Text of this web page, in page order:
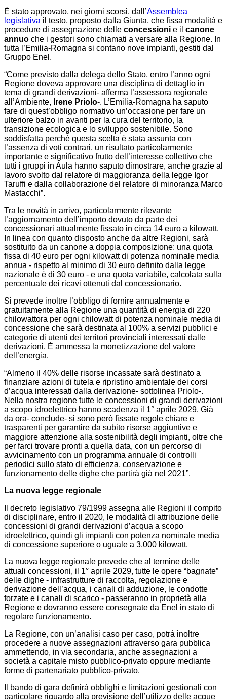
È stato approvato, nei giorni scorsi, dall’Assemblea
legislativa il testo, proposto dalla Giunta, che fissa modalità e
procedure di assegnazione delle concessioni e il canone
annuo che i gestori sono chiamati a versare alla Regione. In
tutta l’Emilia-Romagna si contano nove impianti, gestiti dal
Gruppo Enel.
“Come previsto dalla delega dello Stato, entro l’anno ogni
Regione doveva approvare una disciplina di dettaglio in
tema di grandi derivazioni- afferma l’assessora regionale
all’Ambiente, Irene Priolo-. L’Emilia-Romagna ha saputo
fare di quest’obbligo normativo un’occasione per fare un
ulteriore balzo in avanti per la cura del territorio, la
transizione ecologica e lo sviluppo sostenibile. Sono
soddisfatta perché questa scelta è stata assunta con
l’assenza di voti contrari, un risultato particolarmente
importante e significativo frutto dell’interesse collettivo che
tutti i gruppi in Aula hanno saputo dimostrare, anche grazie al
lavoro svolto dal relatore di maggioranza della legge Igor
Taruffi e dalla collaborazione del relatore di minoranza Marco
Mastacchi”.
Tra le novità in arrivo, particolarmente rilevante
l’aggiornamento dell’importo dovuto da parte dei
concessionari attualmente fissato in circa 14 euro a kilowatt.
In linea con quanto disposto anche da altre Regioni, sarà
sostituito da un canone a doppia composizione: una quota
fissa di 40 euro per ogni kilowatt di potenza nominale media
annua - rispetto al minimo di 30 euro definito dalla legge
nazionale è di 30 euro - e una quota variabile, calcolata sulla
percentuale dei ricavi ottenuti dal concessionario.
Si prevede inoltre l’obbligo di fornire annualmente e
gratuitamente alla Regione una quantità di energia di 220
chilowattora per ogni chilowatt di potenza nominale media di
concessione che sarà destinata al 100% a servizi pubblici e
categorie di utenti dei territori provinciali interessati dalle
derivazioni. È ammessa la monetizzazione del valore
dell’energia.
“Almeno il 40% delle risorse incassate sarà destinato a
finanziare azioni di tutela e ripristino ambientale dei corsi
d’acqua interessati dalla derivazione- sottolinea Priolo-.
Nella nostra regione tutte le concessioni di grandi derivazioni
a scopo idroelettrico hanno scadenza il 1° aprile 2029. Già
da ora- conclude- si sono però fissate regole chiare e
trasparenti per garantire da subito risorse aggiuntive e
maggiore attenzione alla sostenibilità degli impianti, oltre che
per farci trovare pronti a quella data, con un percorso di
avvicinamento con un programma annuale di controlli
periodici sullo stato di efficienza, conservazione e
funzionamento delle dighe che partirà già nel 2021”.
La nuova legge regionale
Il decreto legislativo 79/1999 assegna alle Regioni il compito
di disciplinare, entro il 2020, le modalità di attribuzione delle
concessioni di grandi derivazioni d’acqua a scopo
idroelettrico, quindi gli impianti con potenza nominale media
di concessione superiore o uguale a 3.000 kilowatt.
La nuova legge regionale prevede che al termine delle
attuali concessioni, il 1° aprile 2029, tutte le opere “bagnate”
delle dighe - infrastrutture di raccolta, regolazione e
derivazione dell’acqua, i canali di adduzione, le condotte
forzate e i canali di scarico - passeranno in proprietà alla
Regione e dovranno essere consegnate da Enel in stato di
regolare funzionamento.
La Regione, con un’analisi caso per caso, potrà inoltre
procedere a nuove assegnazioni attraverso gara pubblica
ammettendo, in via secondaria, anche assegnazioni a
società a capitale misto pubblico-privato oppure mediante
forme di partenariato pubblico-privato.
Il bando di gara definirà obblighi e limitazioni gestionali con
particolare riguardo alla previsione dell’utilizzo delle acque